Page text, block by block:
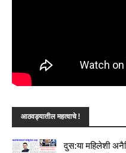
आठवड्यातील महत्वाचे !
दुस:या महिलेशी